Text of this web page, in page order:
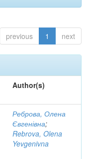
previous 1 next
Author(s)
Реброва, Олена
Євгенівна;
Rebrova, Olena
Yevgenivna